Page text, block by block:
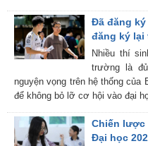
Đã đăng
đăng ký lại
Nhiều thí
trường là
nguyện vọng trên hệ thống
để không bỏ lỡ cơ hội vào đại
Chiến lược
Đại học